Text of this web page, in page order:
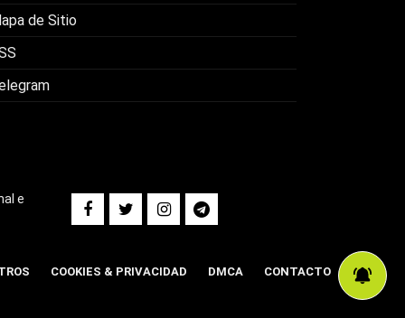
de Sitio
e
COOKIES & PRIVACIDAD DMCA CONTACTO